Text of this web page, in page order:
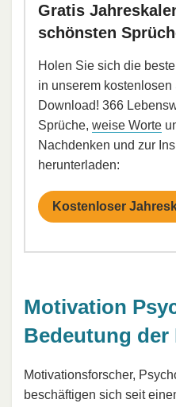
Gratis
schönsten
Holen Sie sich die
in unserem
Download! 366
Sprüche, weise Worte
Nachdenken und zur
herunterladen:
Kostenloser
Motivation
Bedeutung
Motivationsforscher,
beschäftigen sich seit